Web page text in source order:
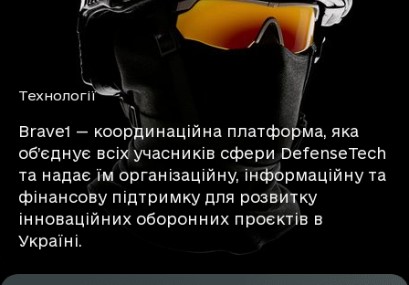
Технології
Brave1 — координаційна платформа, яка
об’єднує всіх учасників сфери DefenseTech
та надає їм організаційну, інформаційну та
фінансову підтримку для розвитку
інноваційних оборонних проєктів в
Україні.